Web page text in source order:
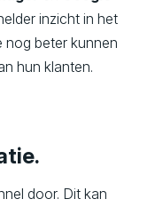
inzicht in het
nog beter kunnen
hun klanten.
door. Dit kan